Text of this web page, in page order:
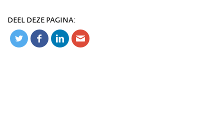
DEEL DEZE PAGINA: